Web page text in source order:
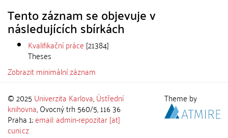
Tento záznam se objevuje v
následujících sbírkách
Kvalifikační práce [21384]
Theses
Zobrazit minimální záznam
© 2025 Univerzita Karlova,Ústřední
knihovna, Ovocný trh 560/5, 116 36
Praha 1;email: admin-repozitar [at]
cuni.cz
Theme by